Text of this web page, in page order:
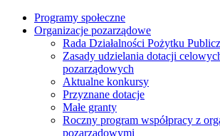
Programy społeczne
Organizacje pozarządowe
Rada Działalności Pożytku
Zasady udzielania dotacji
pozarządowych
Aktualne konkursy
Przyznane dotacje
Małe granty
Roczny program współpracy z
pozarządowymi